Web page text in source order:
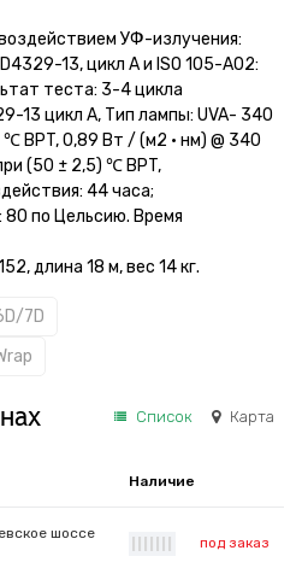
УФ-излучения:
13, цикл A и ISO 105-A02:
теста: 3-4 цикла
13 цикл A, Тип лампы: UVA- 340
BPT, 0,89 Вт / (м2 • нм) @ 340
(50 ± 2,5) ℃ BPT,
44 часа;
80 по Цельсию. Время
длина 18 м, вес 14 кг.
7D
Список Карта
Наличие
шоссе
под заказ